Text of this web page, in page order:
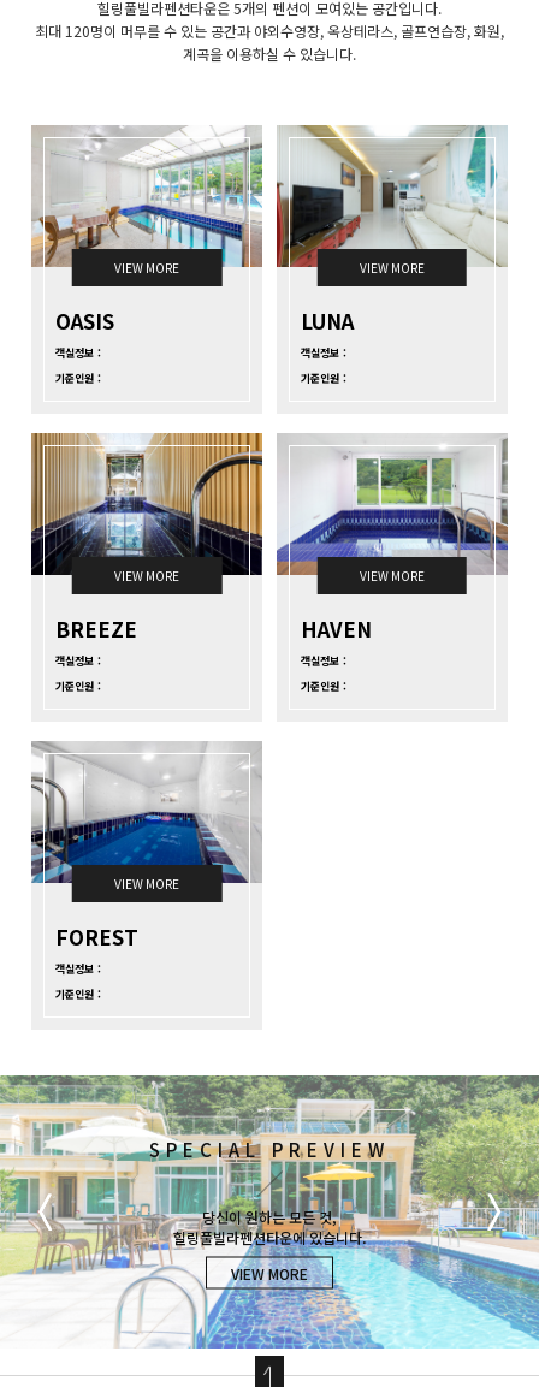
힐링풀빌라펜션타운은 5개의 펜션이 모여있는 공간입니다.
최대 120명이 머무를 수 있는 공간과 야외수영장, 옥상테라스, 골프연습장, 화원,
계곡을 이용하실 수 있습니다.
VIEW MORE
OASIS
객실정보 :
기준인원 :
VIEW MORE
LUNA
객실정보 :
기준인원 :
VIEW MORE
BREEZE
객실정보 :
기준인원 :
VIEW MORE
HAVEN
객실정보 :
기준인원 :
VIEW MORE
FOREST
객실정보 :
기준인원 :
LANDSCAPE
여행의 품격, 힐링풀빌라펜션타운에서 방해받지 않는 시간을 보내세요.
편안한 공간에서 보내는 프라이빗한 휴식공간입니다.
VIEW MORE
ROOM PREVIEW
힐링풀빌라펜션타운은 6개의 펜션이 모여있는 공간입니다.
최대 120명이 머무를 수 있는 공간과 야외수영장, 옥상테라스, 골프연습장, 화원, 계곡을 이
용하실 수 있습니다.
VIEW MORE
SPECIAL PREVIEW
당신이 원하는 모든 것,
힐링풀빌라펜션타운에 있습니다.
VIEW MORE